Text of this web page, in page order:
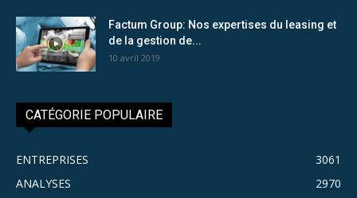
Factum Group: Nos expertises du leasing et
de la gestion de...
10 avril 2019
CATÉGORIE POPULAIRE
ENTREPRISES
3061
ANALYSES
2970